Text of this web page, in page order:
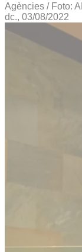
Agències / Foto:
dc., 03/08/2022